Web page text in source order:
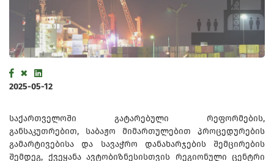
2025-05-12
საქართველოში გატარებული რეფორმების,
განსაკუთრებით, საბაჟო მიმართულებით პროცედურების
გამარტივებისა და სავაჭრო დანახარჯების შემცირების
შემდეგ, ქვეყანა ავტობიზნესისთვის რეგიონული ცენტრი